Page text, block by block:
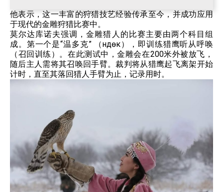
他表示，这一丰富的狩猎技艺经验传承至今，并成功应用
于现代的金雕狩猎比赛中。
莫尔达库诺夫强调，金雕猎人的比赛主要由两个科目组
成。第一个是“温多克” （үндөк），即训练猎鹰听从呼唤
（召回训练）。在此测试中，金雕会在200米外被放飞，
随后主人需将其召唤回手臂。裁判将从猎鹰起飞离架开始
计时，直至其落回猎人手臂为止，记录用时。